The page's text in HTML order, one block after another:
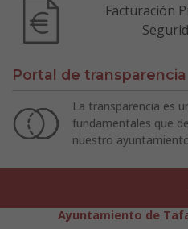
Facturación
Portal de transparencia
La transparencia es
fundamentales que
nuestro
Ayuntamiento de